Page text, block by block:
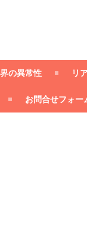
の異常性 リ
お問合せフォー